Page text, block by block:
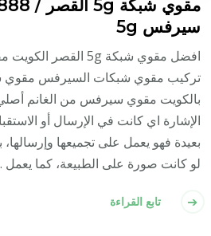
سيرفس 5g
تركيب مقوي شبكات السيرفس مقوي
بالكويت مقوي سيرفس من الغانم
الإشارة اي كانت في الإرسال أو
بعيدة فهو يعمل على تجميعها
لو كانت صورة على الطبيعة، كما يعمل
تابع القراءة